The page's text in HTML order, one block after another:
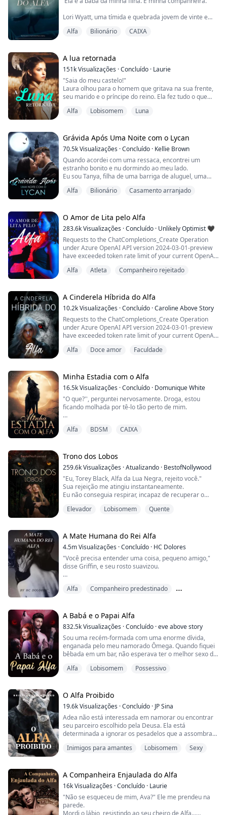
Lori Wyatt, uma tímida e quebrada jovem de vinte e
oportunidade de uma vida quando é convidada a ser a
passado.
Gabriel Caine é o Alfa da respeitada alcateia Moon
Fang e o CEO da Caine Inc. Uma noite de bebedei...
Alfa Bilionário CAIXA
A lua retornada
151kVisualizações ·Concluído · Laurie
"Saia do meu castelo!"
Laura olhou para o homem que gritava na sua frente,
seu marido e o príncipe do reino. Ela fez tudo o que
ainda a abandonou. Porque ela não era a sua
companheira... A Deusa da Lua teve pena dela e deu-
lhe uma segunda vida.
Agora ela não é mais Luna Laura, mas La...
Alfa Lobisomem Luna
Grávida Após Uma Noite com o Lycan
70.5kVisualizações ·Concluído · Kellie Brown
Quando acordei com uma ressaca, encontrei um
estranho bonito e nu dormindo ao meu lado.
Eu sou Tanya, filha de uma barriga de aluguel, uma
No meu 18º aniversário, quando planejava dar minha
Fui ao bar para ficar bêbada e acabei tendo uma noite
de aventura com o estranho bonito.
Pensei que ele fosse apen...
Alfa Bilionário Casamento arranjado
O Amor de Lita pelo Alfa
283.6kVisualizações ·Concluído · Unlikely Optimist 🖤
Requests to the ChatCompletions_Create Operation
under Azure OpenAI API version 2024-03-01-preview
have exceeded token rate limit of your current OpenAI
here: https://aka.ms/oai/quotaincrease if you would like
ErrorCode: 429
Content:
{"error":{"code":"429","message":...
Alfa Atleta Companheiro rejeitado
A Cinderela Híbrida do Alfa
10.2kVisualizações ·Concluído ·Caroline Above Story
Requests to the ChatCompletions_Create Operation
under Azure OpenAI API version 2024-03-01-preview
have exceeded token rate limit of your current OpenAI
here: https://aka.ms/oai/quotaincrease if you would like
ErrorCode: 429
Content:
{"error":{"code":"429","message"...
Alfa Doce amor Faculdade
Minha Estadia com o Alfa
16.5kVisualizações ·Concluído · Domunique White
"O que?'', perguntei nervosamente. Droga, estou
ficando molhada por tê-lo tão perto de mim.
a baixo".
coloca no balcão entre minhas pernas e começa a me
beijar e lamber.
Sua língua alcança meu pescoço e eu tremo. Fiquei
ainda mais molhada do que já estava.
Meu corpo estava esquentando, meu ...
Alfa BDSM CAIXA
Trono dos Lobos
259.6kVisualizações ·Atualizando · BestofNollywood
"Eu, Torey Black, Alfa da Lua Negra, rejeito você."
Sua rejeição me atingiu instantaneamente.
Eu não conseguia respirar, incapaz de recuperar o
estômago revirando, incapaz de me manter firme
Eu nem mesmo pude confortar minha loba, ela
imediatamente se retirou para o fundo da minha ...
Elevador Lobisomem Quente
A Mate Humana do Rei Alfa
4.5mVisualizações ·Concluído · HC Dolores
"Você precisa entender uma coisa, pequeno amigo,"
disse Griffin, e seu rosto suavizou.
desde que senti esse vazio dentro de mim. Uma parte
da minha própria casa."
Ele usou uma de suas mãos para acariciar minha
bochecha e arrepios surgiram por to...
Alfa
Companheiro predestinado
A Babá e o Papai Alfa
832.5kVisualizações ·Concluído ·eve above story
Sou uma recém-formada com uma enorme dívida,
enganada pelo meu namorado Ômega. Quando fiquei
bêbada em um bar, não esperava ter o melhor sexo da
esperava acordar e descobrir que o cara com quem
depois que acidentalmente me tornei a babá residente
da fi...
Alfa Lobisomem Possessivo
O Alfa Proibido
19.6kVisualizações ·Concluído · JP Sina
Adea não está interessada em namorar ou encontrar
seu parceiro escolhido pela Deusa. Ela está
determinada a ignorar os pesadelos que a assombram
Moon e viver uma vida pacífica. Quando sua melhor
consegue dizer não. O que Adea faz quando é ela
quem e...
Inimigos para amantes Lobisomem Sexy
A Companheira Enjaulada do Alfa
16kVisualizações ·Concluído · Laurie
"Não se esqueceu de mim, Ava?" Ele me prendeu na
parede.
Mordi o lábio, resistindo ao seu cheiro de Alfa...